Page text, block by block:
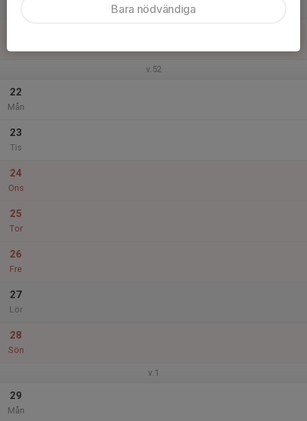
PreZero Arena - B
v.52
22
Mån
23
Tis
24
Ons
25
Tor
26
Fre
27
Lör
28
Sön
v.1
29
Mån
Bara nödvändiga